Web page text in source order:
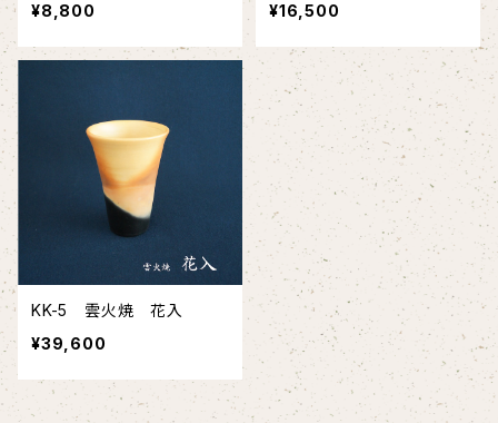
¥8,800
¥16,500
KK-5 雲火焼 花入
¥39,600